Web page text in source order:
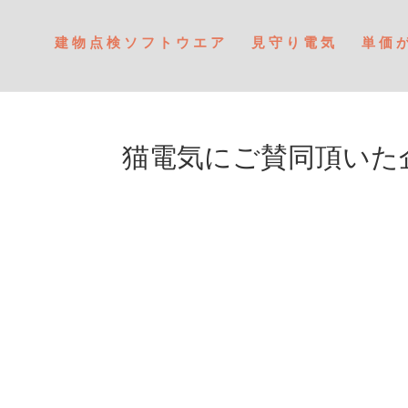
建物点検ソフトウエア 見守り電気 単価
猫電気にご賛同頂いた